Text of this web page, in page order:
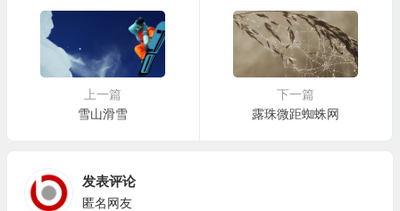
上一篇
雪山滑雪
下一篇
露珠微距蜘蛛网
发表评论
匿名网友